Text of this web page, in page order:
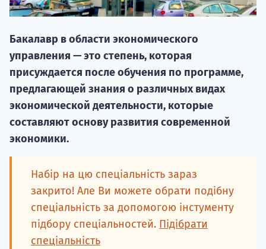
Бакалавр в области экономического
управления — это степень, которая
присуждается после обучения по программе,
предлагающей знания о различных видах
экономической деятельности, которые
составляют основу развития современной
экономики.
Набір на цю спеціальність зараз
закрито! Але Ви можете обрати подібну
спеціальність за допомогою інстументу
підбору спеціальностей. Підібрати
спеціальність